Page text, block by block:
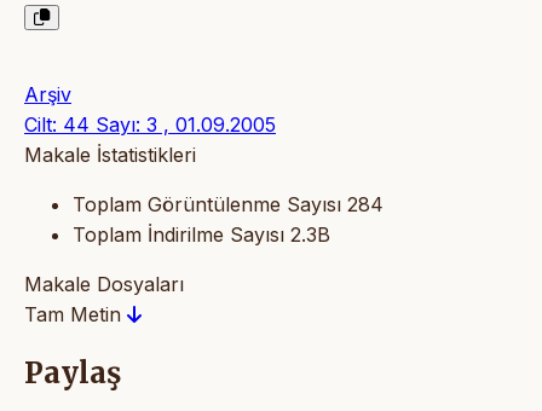
Arşiv
Cilt: 44 Sayı: 3 , 01.09.2005
Makale İstatistikleri
Toplam Görüntülenme Sayısı 284
Toplam İndirilme Sayısı 2.3B
Makale Dosyaları
Tam Metin
Paylaş